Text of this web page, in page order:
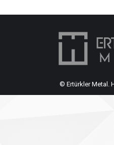
© Ertürkler Metal.